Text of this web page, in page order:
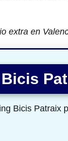
extra en
Bicis Patraix